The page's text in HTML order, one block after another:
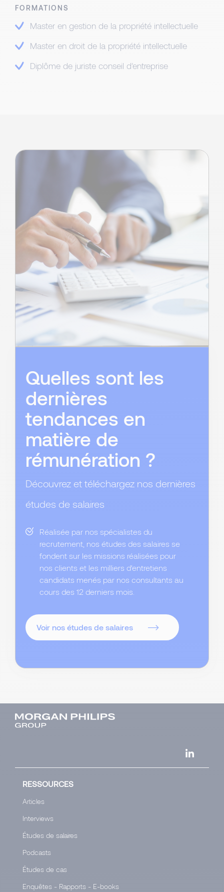
FORMATIONS
Master en gestion de la propriété intellectuelle
Master en droit de la propriété intellectuelle
Diplôme de juriste conseil d’entreprise
Quelles sont les
dernières
tendances en
matière de
rémunération ?
Découvrez et téléchargez nos dernières
études de salaires
Réalisée par nos spécialistes du
recrutement, nos études des salaires se
fondent sur les missions réalisées pour
nos clients et les milliers d'entretiens
candidats menés par nos consultants au
cours des 12 derniers mois.
Voir nos études de salaires
RESSOURCES
Articles
Interviews
Études de salaires
Podcasts
Études de cas
Enquêtes - Rapports - E-books